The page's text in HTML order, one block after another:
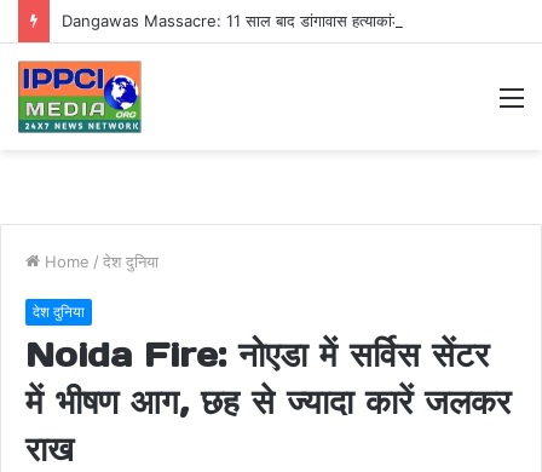
Home / देश दुनिया
देश दुनिया
Noida Fire: नोएडा में सर्विस सेंटर
में भीषण आग, छह से ज्यादा कारें जलकर
राख